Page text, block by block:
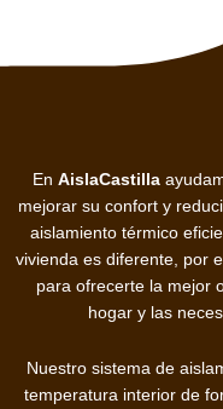
En AislaCastilla
mejorar su confort y
aislamiento térmico
vivienda es diferente, por
para ofrecerte la mejor
hogar y las
Nuestro sistema de
temperatura interior de